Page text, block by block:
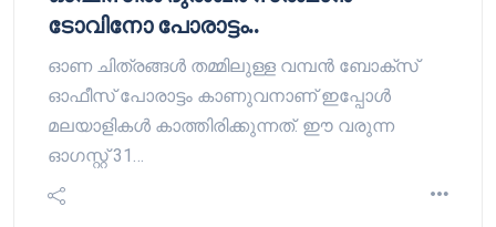
ടോവിനോ പോരാട്ടം..
ഓണ ചിത്രങ്ങൾ തമ്മിലുള്ള വമ്പൻ ബോക്സ്
ഓഫീസ് പോരാട്ടം കാണുവനാണ് ഇപ്പോൾ
മലയാളികൾ കാത്തിരിക്കുന്നത്. ഈ വരുന്ന
ഓഗസ്റ്റ് 31…